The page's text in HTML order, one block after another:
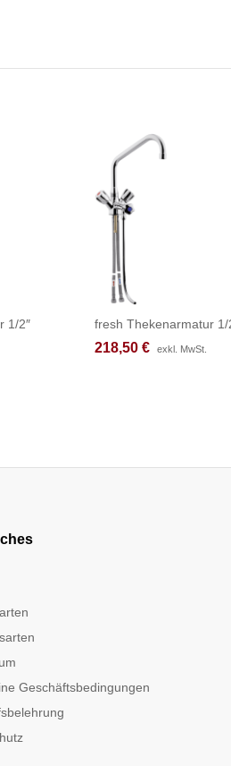
1/2″ fresh Thekenarmatur 1/
218,50 € exkl. MwSt.
218,50 € exkl. MwSt.
Geschäftsbedingungen